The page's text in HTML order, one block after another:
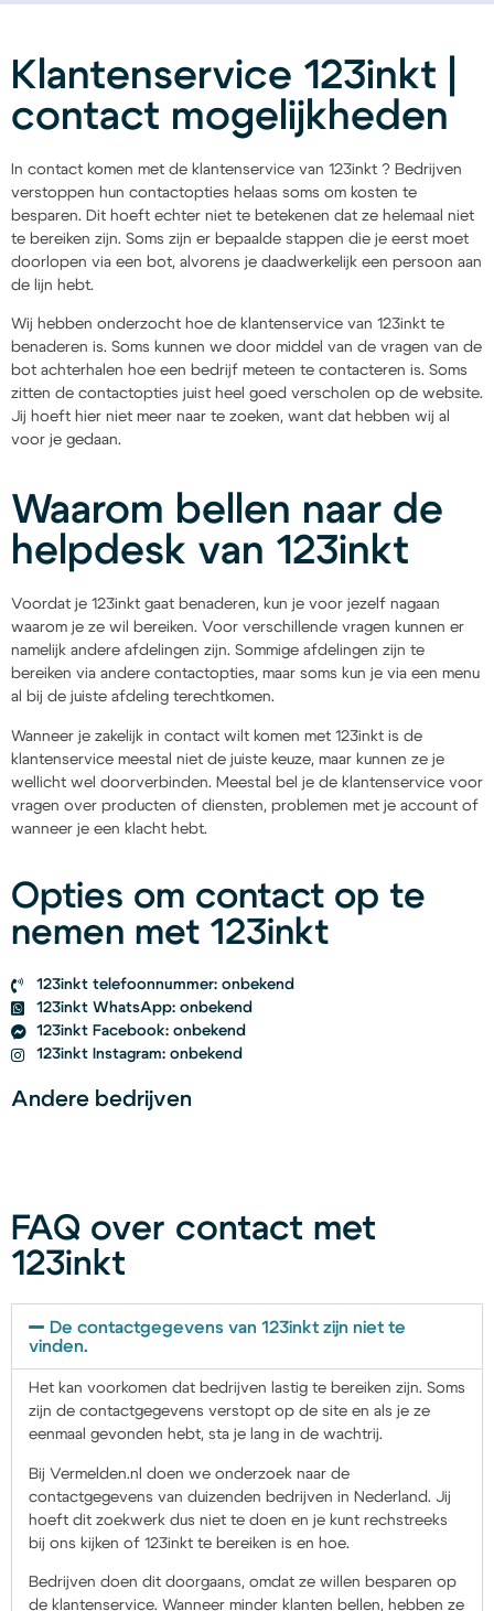
Klantenservice 123inkt |
contact mogelijkheden
In contact komen met de klantenservice van 123inkt ? Bedrijven
verstoppen hun contactopties helaas soms om kosten te
besparen. Dit hoeft echter niet te betekenen dat ze helemaal niet
te bereiken zijn. Soms zijn er bepaalde stappen die je eerst moet
doorlopen via een bot, alvorens je daadwerkelijk een persoon aan
de lijn hebt.
Wij hebben onderzocht hoe de klantenservice van 123inkt te
benaderen is. Soms kunnen we door middel van de vragen van de
bot achterhalen hoe een bedrijf meteen te contacteren is. Soms
zitten de contactopties juist heel goed verscholen op de website.
Jij hoeft hier niet meer naar te zoeken, want dat hebben wij al
voor je gedaan.
Waarom bellen naar de
helpdesk van 123inkt
Voordat je 123inkt gaat benaderen, kun je voor jezelf nagaan
waarom je ze wil bereiken. Voor verschillende vragen kunnen er
namelijk andere afdelingen zijn. Sommige afdelingen zijn te
bereiken via andere contactopties, maar soms kun je via een menu
al bij de juiste afdeling terechtkomen.
Wanneer je zakelijk in contact wilt komen met 123inkt is de
klantenservice meestal niet de juiste keuze, maar kunnen ze je
wellicht wel doorverbinden. Meestal bel je de klantenservice voor
vragen over producten of diensten, problemen met je account of
wanneer je een klacht hebt.
Opties om contact op te
nemen met 123inkt
123inkt telefoonnummer: onbekend
123inkt WhatsApp: onbekend
123inkt Facebook: onbekend
123inkt Instagram: onbekend
Andere bedrijven
FAQ over contact met
123inkt
De contactgegevens van 123inkt zijn niet te
vinden.
Het kan voorkomen dat bedrijven lastig te bereiken zijn. Soms
zijn de contactgegevens verstopt op de site en als je ze
eenmaal gevonden hebt, sta je lang in de wachtrij.
Bij Vermelden.nl doen we onderzoek naar de
contactgegevens van duizenden bedrijven in Nederland. Jij
hoeft dit zoekwerk dus niet te doen en je kunt rechstreeks
bij ons kijken of 123inkt te bereiken is en hoe.
Bedrijven doen dit doorgaans, omdat ze willen besparen op
de klantenservice. Wanneer minder klanten bellen, hebben ze